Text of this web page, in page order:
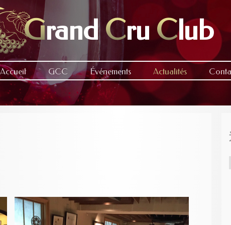
GrandCruClub
Accueil GCC Événements Actualités